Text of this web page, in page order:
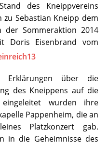
des Kneippvereins
Sebastian Kneipp dem
der Sommeraktion 2014
Doris Eisenbrand vom
Erklärungen über die
des Kneippens auf die
eingeleitet wurden ihre
Pappenheim, die an
Platzkonzert gab.
in die Geheimnisse des